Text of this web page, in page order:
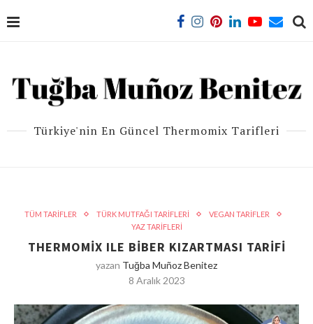
Türkiye'nin En Güncel Thermomix Tarifleri
TÜM TARİFLER TÜRK MUTFAĞI TARİFLERİ
VEGAN TARİFLER
YAZ TARİFLERİ
THERMOMİX ILE BİBER KIZARTMASI TARİFİ
yazan Tuğba Muñoz Benitez
8 Aralık 2023